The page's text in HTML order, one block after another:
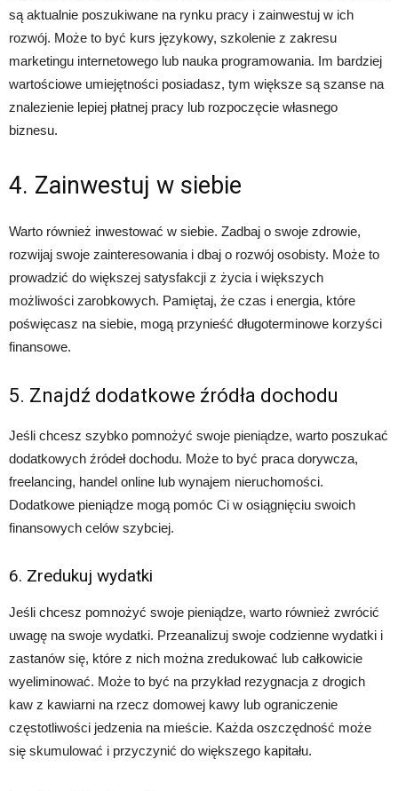
są aktualnie poszukiwane na rynku pracy i zainwestuj w ich
rozwój. Może to być kurs językowy, szkolenie z zakresu
marketingu internetowego lub nauka programowania. Im bardziej
wartościowe umiejętności posiadasz, tym większe są szanse na
znalezienie lepiej płatnej pracy lub rozpoczęcie własnego
biznesu.
4. Zainwestuj w siebie
Warto również inwestować w siebie. Zadbaj o swoje zdrowie,
rozwijaj swoje zainteresowania i dbaj o rozwój osobisty. Może to
prowadzić do większej satysfakcji z życia i większych
możliwości zarobkowych. Pamiętaj, że czas i energia, które
poświęcasz na siebie, mogą przynieść długoterminowe korzyści
finansowe.
5. Znajdź dodatkowe źródła dochodu
Jeśli chcesz szybko pomnożyć swoje pieniądze, warto poszukać
dodatkowych źródeł dochodu. Może to być praca dorywcza,
freelancing, handel online lub wynajem nieruchomości.
Dodatkowe pieniądze mogą pomóc Ci w osiągnięciu swoich
finansowych celów szybciej.
6. Zredukuj wydatki
Jeśli chcesz pomnożyć swoje pieniądze, warto również zwrócić
uwagę na swoje wydatki. Przeanalizuj swoje codzienne wydatki i
zastanów się, które z nich można zredukować lub całkowicie
wyeliminować. Może to być na przykład rezygnacja z drogich
kaw z kawiarni na rzecz domowej kawy lub ograniczenie
częstotliwości jedzenia na mieście. Każda oszczędność może
się skumulować i przyczynić do większego kapitału.